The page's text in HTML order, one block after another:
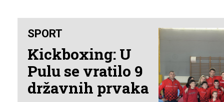
SPORT
Kickboxing: U
Pulu se vratilo 9
državnih prvaka